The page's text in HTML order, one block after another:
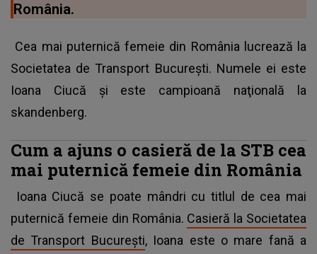
România.
Cea mai puternică femeie din România lucrează la
Societatea de Transport Bucureşti. Numele ei este
Ioana Ciucă şi este campioană naţională la
skandenberg.
Cum a ajuns o casieră de la STB cea
mai puternică femeie din România
Ioana Ciucă se poate mândri cu titlul de cea mai
puternică femeie din România. Casieră la Societatea
de Transport Bucureşti, Ioana este o mare fană a